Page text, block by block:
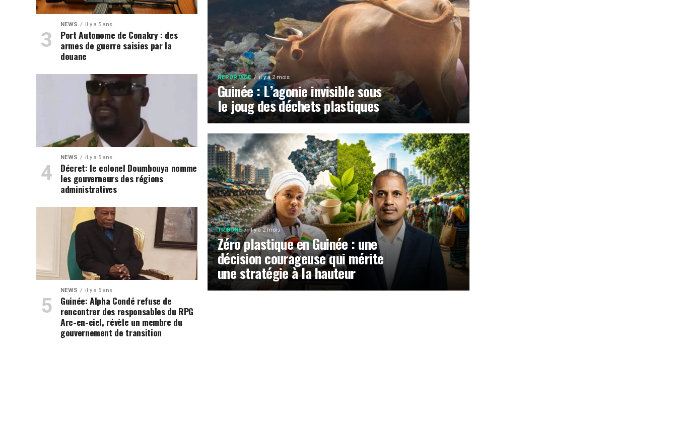
REPORTAGE il y a 2 mois
Guinée : L’agonie invisible sous
le joug des déchets plastiques
TRIBUNE il y a 2 mois
Zéro plastique en Guinée : une
décision courageuse qui mérite
une stratégie à la hauteur
NEWS il y a 5 ans
Port Autonome de Conakry : des
armes de guerre saisies par la
douane
NEWS il y a 5 ans
Décret: le colonel Doumbouya nomme
les gouverneurs des régions
administratives
NEWS il y a 5 ans
Guinée: Alpha Condé refuse de
rencontrer des responsables du RPG
Arc-en-ciel, révèle un membre du
gouvernement de transition